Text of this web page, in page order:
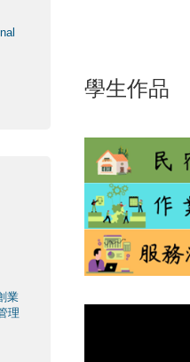
業
理
學生作品